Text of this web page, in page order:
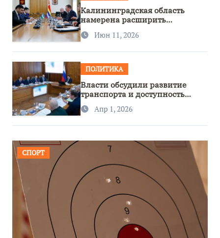
Калининградская область
намерена расширить
сотрудничество с Узбекистаном
Июн 11, 2026
ПОЛИТИКА
Власти обсудили развитие
транспорта и доступность
региона
Апр 1, 2026
СПОРТ